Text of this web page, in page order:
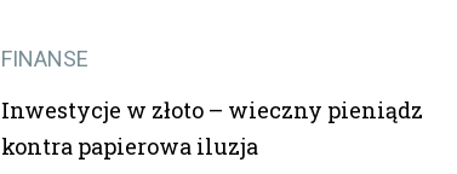
FINANSE
Inwestycje w złoto – wieczny pieniądz
kontra papierowa iluzja